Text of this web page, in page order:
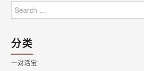
for:
分类
一对活宝